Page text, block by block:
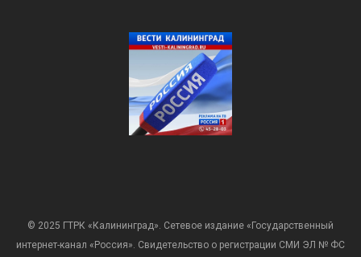
© 2025 ГТРК «Калининград». Сетевое издание «Государственный
интернет-канал «Россия». Свидетельство о регистрации СМИ ЭЛ № ФС